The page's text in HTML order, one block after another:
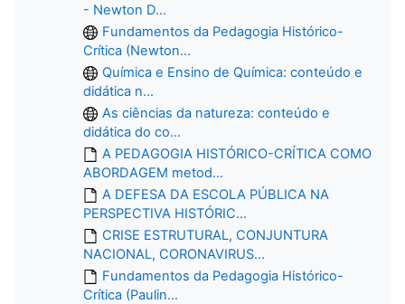
- Newton D...
Fundamentos da Pedagogia Histórico-
Crítica (Newton...
Química e Ensino de Química: conteúdo e
didática n...
As ciências da natureza: conteúdo e
didática do co...
A PEDAGOGIA HISTÓRICO-CRÍTICA COMO
ABORDAGEM metod...
A DEFESA DA ESCOLA PÚBLICA NA
PERSPECTIVA HISTÓRIC...
CRISE ESTRUTURAL, CONJUNTURA
NACIONAL, CORONAVIRUS...
Fundamentos da Pedagogia Histórico-
Crítica (Paulin...